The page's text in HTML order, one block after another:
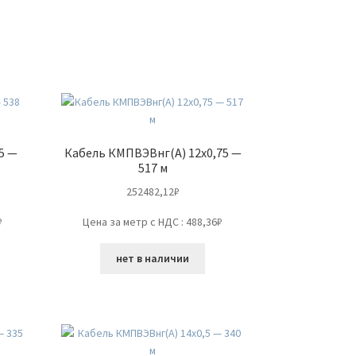
—
Кабель КМПВЭВнг(А) 12х0,75 —
517 м
252482,12₽
Цена за метр с НДС : 488,36₽
нет в наличии